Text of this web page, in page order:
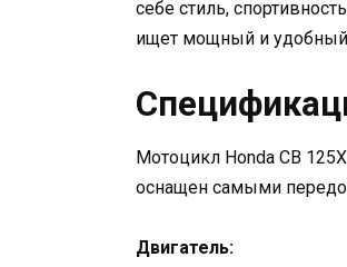
себе стиль,
ищет мощный и удобный
Мотоцикл Honda CB
оснащен самыми
Двигатель: